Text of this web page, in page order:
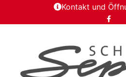
Kontakt und